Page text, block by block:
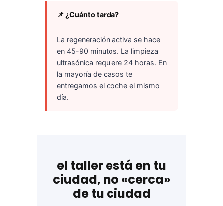
📌 ¿Cuánto tarda?
La regeneración activa se hace
en 45-90 minutos. La limpieza
ultrasónica requiere 24 horas. En
la mayoría de casos te
entregamos el coche el mismo
día.
el taller está en tu
ciudad, no «cerca»
de tu ciudad